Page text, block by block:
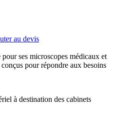
au devis
ses microscopes médicaux et
pour répondre aux besoins
à destination des cabinets